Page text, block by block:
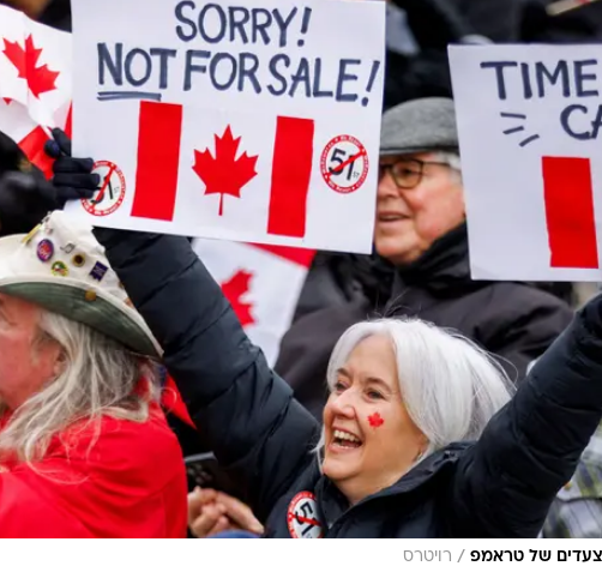
הצעדים של טראמפ / רויטרס